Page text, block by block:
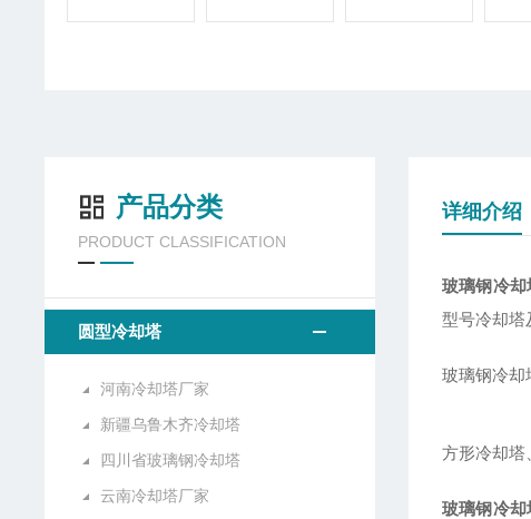
产品分类
PRODUCT CLASSIFICATION
圆型冷却塔
河南冷却塔厂家
新疆乌鲁木齐冷却塔
四川省玻璃钢冷却塔
云南冷却塔厂家
详细介绍
玻璃钢冷
型号冷却塔
玻璃钢冷却
方形冷却塔
玻璃钢冷